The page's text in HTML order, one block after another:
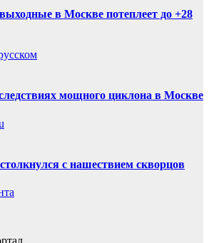
в Москве потеплеет до +28
мощного циклона в Москве
с нашествием скворцов